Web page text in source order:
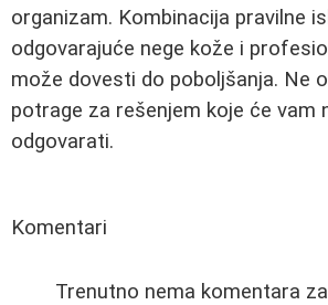
organizam. Kombinacija pravilne
odgovarajuće nege kože i
može dovesti do poboljšanja. Ne
potrage za rešenjem koje će vam
odgovarati.
Komentari
Trenutno nema komentara